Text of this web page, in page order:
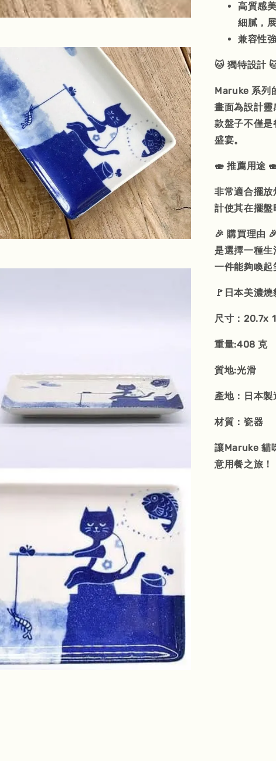
高質感
細膩，
兼容性
🐱 獨特設計
Maruke 系列
畫面為設計靈
款盤子不僅是
盛宴。
🍣 推薦用途
非常適合擺放
計使其在擺盤
🎉 購買理由
是選擇一種生
一件能夠喚起
🚩日本美濃
尺寸：20.7x
重量:408 克
質地:光滑
產地：日本製
材質：瓷器
讓Maruke 貓
意用餐之旅！